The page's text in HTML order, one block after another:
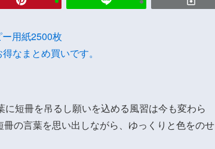
用紙2500枚
なまとめ買いです。
短冊を吊るし願いを込める風習は今も変わら
の言葉を思い出しながら、ゆっくりと色をのせ